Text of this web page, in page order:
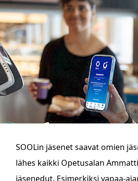
SOOLin jäsenet saavat omien
lähes kaikki Opetusalan
jäsenedut. Esimerkiksi vapaa-